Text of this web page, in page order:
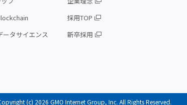
ータサイエンス
採用TOP
新卒採用
(c) 2026 GMO Internet Group, Inc. All Rights Reserved.